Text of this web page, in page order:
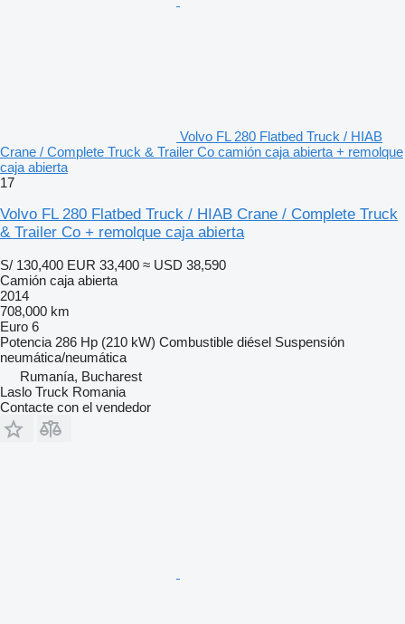
Volvo FL 280 Flatbed Truck / HIAB
Crane / Complete Truck & Trailer Co camión caja abierta + remolque
caja abierta
17
Volvo FL 280 Flatbed Truck / HIAB Crane / Complete Truck
& Trailer Co + remolque caja abierta
S/ 130,400 EUR 33,400 ≈ USD 38,590
Camión caja abierta
2014
708,000 km
Euro 6
Potencia 286 Hp (210 kW) Combustible diésel Suspensión
neumática/neumática
Rumanía, Bucharest
Laslo Truck Romania
Contacte con el vendedor